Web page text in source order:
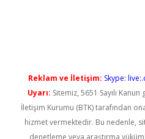
Reklam ve İletişim: Skype:
Uyarı: Sitemiz, 5651 Sayılı
İletişim Kurumu (BTK) tarafından
hizmet vermektedir. Bu nedenle,
denetleme veya araştırma